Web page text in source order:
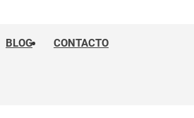
BLOG CONTACTO